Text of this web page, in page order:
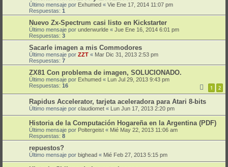
Último mensaje por Exhumed « Vie Ene 17, 2014 11:07 pm
Respuestas: 1
Nuevo Zx-Spectrum casi listo en Kickstarter
Último mensaje por underwurlde « Jue Ene 16, 2014 6:01 pm
Respuestas: 3
Sacarle imagen a mis Commodores
Último mensaje por ZZT « Mar Dic 31, 2013 2:53 pm
Respuestas: 7
ZX81 Con problema de imagen, SOLUCIONADO.
Último mensaje por Exhumed « Lun Jul 29, 2013 9:43 pm
Respuestas: 16 1 2
Rapidus Accelerator, tarjeta aceleradora para Atari 8-bits
Último mensaje por claudiomet « Lun Jun 17, 2013 2:20 pm
Historia de la Computación Hogareña en la Argentina (PDF)
Último mensaje por Poltergeist « Mié May 22, 2013 11:06 am
Respuestas: 8
repuestos?
Último mensaje por bighead « Mié Feb 27, 2013 5:15 pm